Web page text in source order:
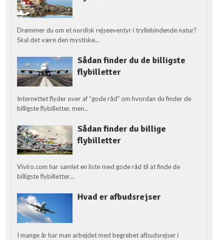
Drømmer du om et nordisk rejseeventyr i tryllebindende natur?
Skal det være den mystiske...
Sådan finder du de billigste
flybilletter
Internettet flyder over af “gode råd” om hvordan du finder de
billigste flybilletter, men...
Sådan finder du billige
flybilletter
Viviro.com har samlet en liste med gode råd til at finde de
billigste flybilletter....
Hvad er afbudsrejser
I mange år har man arbejdet med begrebet afbudsrejser i